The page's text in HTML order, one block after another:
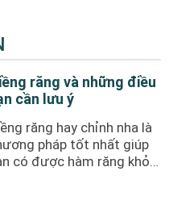
răng và những điều
cần lưu ý
răng hay chỉnh nha là
pháp tốt nhất giúp
có được hàm răng khỏe